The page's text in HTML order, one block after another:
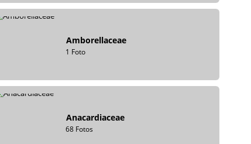
Amborellaceae
1 Foto
Anacardiaceae
68 Fotos